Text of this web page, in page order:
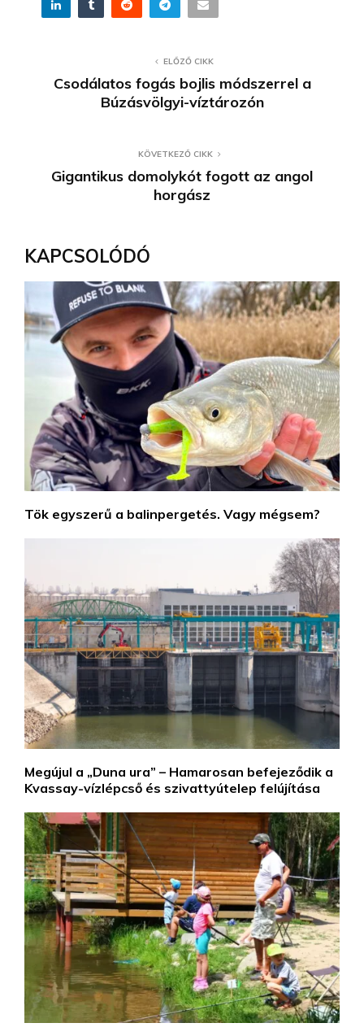
ELŐZŐ CIKK
Csodálatos fogás bojlis módszerrel a
Búzásvölgyi-víztározón
KÖVETKEZŐ CIKK
Gigantikus domolykót fogott az angol
horgász
KAPCSOLÓDÓ
Tök egyszerű a balinpergetés. Vagy mégsem?
Megújul a „Duna ura” – Hamarosan befejeződik a
Kvassay-vízlépcső és szivattyútelep felújítása